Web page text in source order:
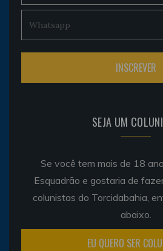
SEJA UM
Se você tem mais de 18
Esquadrão e gostaria de
colunistas do Torcidabahia,
abaixo.
EU QUERO SER